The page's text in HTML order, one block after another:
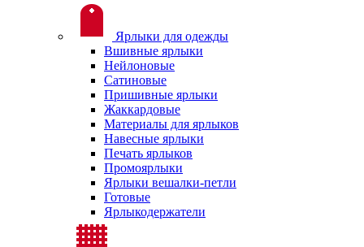
Ярлыки для одежды
Вшивные ярлыки
Нейлоновые
Сатиновые
Пришивные ярлыки
Жаккардовые
Материалы для ярлыков
Навесные ярлыки
Печать ярлыков
Промоярлыки
Ярлыки вешалки-петли
Готовые
Ярлыкодержатели